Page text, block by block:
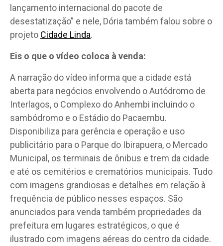
lançamento internacional do pacote de
desestatização” e nele, Dória também falou sobre o
projeto Cidade Linda.
Eis o que o vídeo coloca à venda:
A narração do vídeo informa que a cidade está
aberta para negócios envolvendo o Autódromo de
Interlagos, o Complexo do Anhembi incluindo o
sambódromo e o Estádio do Pacaembu.
Disponibiliza para gerência e operação e uso
publicitário para o Parque do Ibirapuera, o Mercado
Municipal, os terminais de ônibus e trem da cidade
e até os cemitérios e crematórios municipais. Tudo
com imagens grandiosas e detalhes em relação à
frequência de público nesses espaços. São
anunciados para venda também propriedades da
prefeitura em lugares estratégicos, o que é
ilustrado com imagens aéreas do centro da cidade.